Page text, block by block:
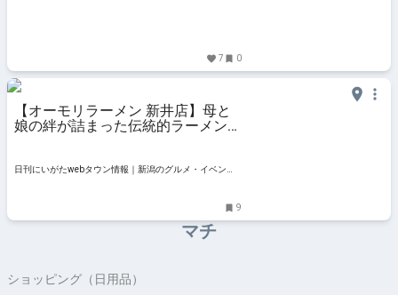
7 0
【オーモリラーメン 新井店】母と
娘の絆が詰まった伝統的ラーメンの
日刊にいがたwebタウン情報｜新潟のグルメ・イベン
9
マチ
ショッピング（日用品）